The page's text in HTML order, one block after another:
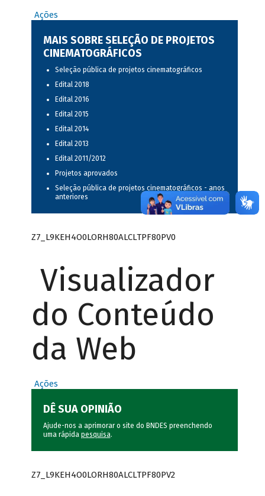
Ações
MAIS SOBRE SELEÇÃO DE PROJETOS
CINEMATOGRÁFICOS
Seleção pública de projetos cinematográficos
Edital 2018
Edital 2016
Edital 2015
Edital 2014
Edital 2013
Edital 2011/2012
Projetos aprovados
Seleção pública de projetos cinematográficos - anos
anteriores
Z7_L9KEH4O0LORH80ALCLTPF80PV0
Visualizador
do Conteúdo
da Web
Ações
DÊ SUA OPINIÃO
Ajude-nos a aprimorar o site do BNDES preenchendo
uma rápida pesquisa.
Z7_L9KEH4O0LORH80ALCLTPF80PV2